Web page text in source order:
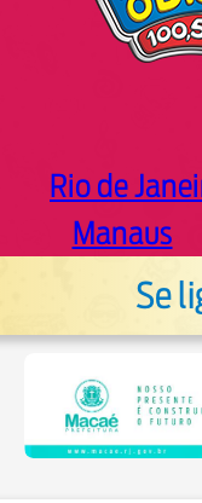
Rio de
Manaus
Se